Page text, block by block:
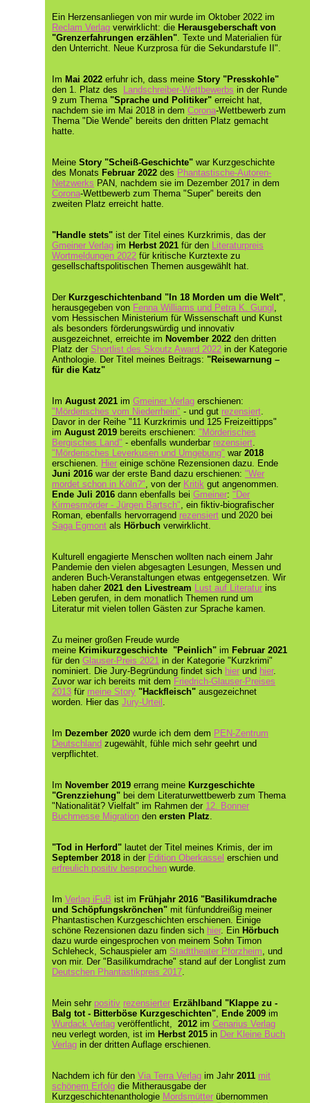
Ein Herzensanliegen von mir wurde im Oktober 2022 im
Reclam Verlag verwirklicht: die Herausgeberschaft von
"Grenzerfahrungen erzählen" . Texte und Materialien für
den Unterricht. Neue Kurzprosa für die Sekundarstufe II".
Im Mai 2022 erfuhr ich, dass meine Story "Presskohle"
den 1. Platz des Landschreiber-Wettbewerbs in der Runde
9 zum Thema "Sprache und Politiker" erreicht hat,
nachdem sie im Mai 2018 in dem Corona-Wettbewerb zum
Thema "Die Wende" bereits den dritten Platz gemacht
hatte.
Meine Story "Scheiß-Geschichte" war Kurzgeschichte
des Monats Februar 2022 des Phantastische-Autoren-
Netzwerks PAN, nachdem sie im Dezember 2017 in dem
Corona-Wettbewerb zum Thema "Super" bereits den
zweiten Platz erreicht hatte.
"Handle stets" ist der Titel eines Kurzkrimis, das der
Gmeiner Verlag im Herbst 2021 für den Literaturpreis
Wortmeldungen 2022 für kritische Kurztexte zu
gesellschaftspolitischen Themen ausgewählt hat.
Der Kurzgeschichtenband "In 18 Morden um die Welt"
herausgegeben von Fenna Williams und Petra K. Gungl
vom Hessischen Ministerium für Wissenschaft und Kunst
als besonders förderungswürdig und innovativ
ausgezeichnet, erreichte im November 2022 den dritten
Platz der Shortlist des Skoutz Award 2022 in der Kategorie
Anthologie. Der Titel meines Beitrags: "Reisewarnung –
für die Katz"
Im August 2021 im Gmeiner Verlag erschienen:
"Mörderisches vom Niederrhein" - und gut rezensiert
Davor in der Reihe "11 Kurzkrimis und 125 Freizeittipps"
im August 2019 bereits erschienen: "Mörderisches
Bergisches Land" - ebenfalls wunderbar rezensiert
"Mörderisches Leverkusen und Umgebung" war 2018
erschienen. Hier einige schöne Rezensionen dazu. Ende
Juni 2016 war der erste Band dazu erschienen: "Wer
mordet schon in Köln?" , von der Kritik gut angenommen.
Ende Juli 2016 dann ebenfalls bei Gmeiner: "Der
Kirmesmörder - Jürgen Bartsch" , ein fiktiv-biografischer
Roman, ebenfalls hervorragend rezensiert und 2020 bei
Saga Egmont als Hörbuch verwirklicht.
Kulturell engagierte Menschen wollten nach einem Jahr
Pandemie den vielen abgesagten Lesungen, Messen und
anderen Buch-Veranstaltungen etwas entgegensetzen. Wir
haben daher 2021 den Livestream Lust auf Literatur ins
Leben gerufen, in dem monatlich Themen rund um
Literatur mit vielen tollen Gästen zur Sprache kamen.
Zu meiner großen Freude wurde
meine Krimikurzgeschichte "Peinlich" im Februar 2021
für den Glauser-Preis 2021 in der Kategorie "Kurzkrimi"
nominiert. Die Jury-Begründung findet sich hier und hier.
Zuvor war ich bereits mit dem Friedrich-Glauser-Preises
2013 für meine Story "Hackfleisch" ausgezeichnet
worden. Hier das Jury-Urteil
Im Dezember 2020 wurde ich dem dem PEN-Zentrum
Deutschland zugewählt, fühle mich sehr geehrt und
verpflichtet.
Im November 2019 errang meine Kurzgeschichte
"Grenzziehung" bei dem Literaturwettbewerb zum Thema
"Nationalität? Vielfalt" im Rahmen der 12. Bonner
Buchmesse Migration den ersten Platz
"Tod in Herford" lautet der Titel meines Krimis, der im
September 2018 in der Edition Oberkassel erschien und
erfreulich positiv besprochen wurde.
Im Verlag iFuB ist im Frühjahr 2016 "Basilikumdrache
und Schöpfungskrönchen" mit fünfunddreißig meiner
Phantastischen Kurzgeschichten erschienen. Einige
schöne Rezensionen dazu finden sich hier. Ein Hörbuch
dazu wurde eingesprochen von meinem Sohn Timon
Schleheck, Schauspieler am Stadttheater Pforzheim , und
von mir. Der "Basilikumdrache" stand auf der Longlist zum
Deutschen Phantastikpreis 2017
Mein sehr positiv rezensierter Erzählband "Klappe zu -
Balg tot - Bitterböse Kurzgeschichten" Ende 2009 im
Wurdack Verlag veröffentlicht, 2012 im Cenarius Verlag
neu verlegt worden, ist im Herbst 2015 in Der Kleine Buch
Verlag in der dritten Auflage erschienen.
Nachdem ich für den Via Terra Verlag im Jahr 2011 mit
schönem Erfolg die Mitherausgabe der
Kurzgeschichtenanthologie Mordsmütter übernommen